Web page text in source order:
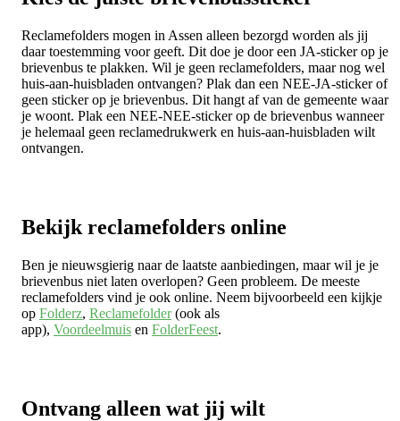
Reclamefolders mogen in Assen alleen bezorgd worden als jij
daar toestemming voor geeft. Dit doe je door een JA-sticker op je
brievenbus te plakken. Wil je geen reclamefolders, maar nog wel
huis-aan-huisbladen ontvangen? Plak dan een NEE-JA-sticker of
geen sticker op je brievenbus. Dit hangt af van de gemeente waar
je woont. Plak een NEE-NEE-sticker op de brievenbus wanneer
je helemaal geen reclamedrukwerk en huis-aan-huisbladen wilt
ontvangen.
Bekijk reclamefolders online
Ben je nieuwsgierig naar de laatste aanbiedingen, maar wil je je
brievenbus niet laten overlopen? Geen probleem. De meeste
reclamefolders vind je ook online. Neem bijvoorbeeld een kijkje
op Folderz, Reclamefolder(ook als
app), Voordeelmuis en FolderFeest.
Ontvang alleen wat jij wilt